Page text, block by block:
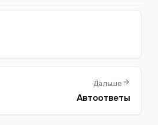
Дальше
Автоответы